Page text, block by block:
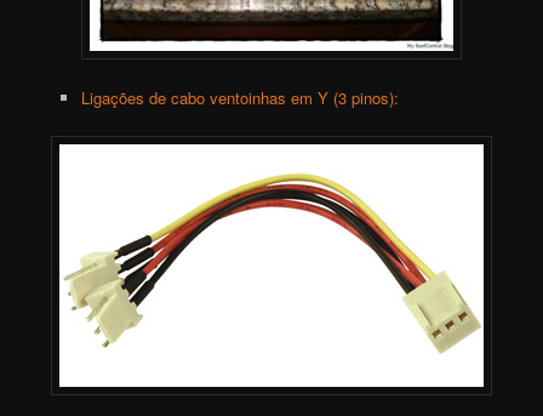
Ligações de cabo ventoinhas em Y (3 pinos):